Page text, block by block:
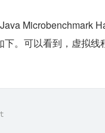
Microbenchmark
下。可以看到，虚拟线